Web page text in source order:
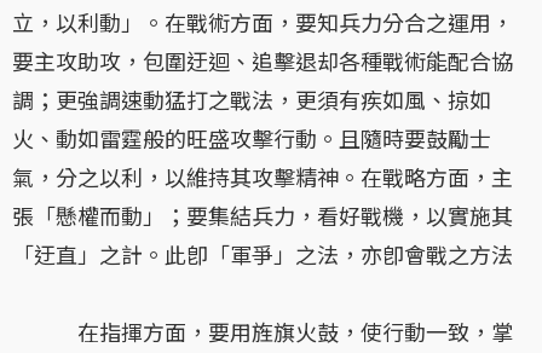
立，以利動」。在戰術方面，要知兵力分合之運用，
要主攻助攻，包圍迂迴、追擊退却各種戰術能配合協
調；更強調速動猛打之戰法，更須有疾如風、掠如
火、動如雷霆般的旺盛攻擊行動。且隨時要鼓勵士
氣，分之以利，以維持其攻擊精神。在戰略方面，主
張「懸權而動」；要集結兵力，看好戰機，以實施其
「迂直」之計。此卽「軍爭」之法，亦卽會戰之方法
在指揮方面，要用旌旗火鼓，使行動一致，掌